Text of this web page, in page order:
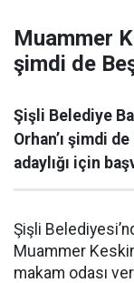
Muammer
şimdi de
Şişli Belediye
Orhan’ı şimdi
adaylığı için
Şişli
Muammer
makam odası